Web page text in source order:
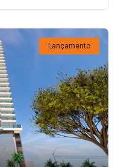
Lançamento